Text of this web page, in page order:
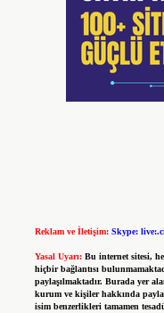
Reklam ve İletişim: Skype:
Yasal Uyarı: Bu internet sitesi,
hiçbir bağlantısı
paylaşılmaktadır. Burada yer
kurum ve kişiler hakkında
isim benzerlikleri tamamen